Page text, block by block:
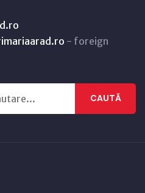
- foreign
CAUTĂ